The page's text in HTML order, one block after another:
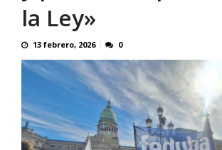
la Ley»
13 febrero, 2026 0